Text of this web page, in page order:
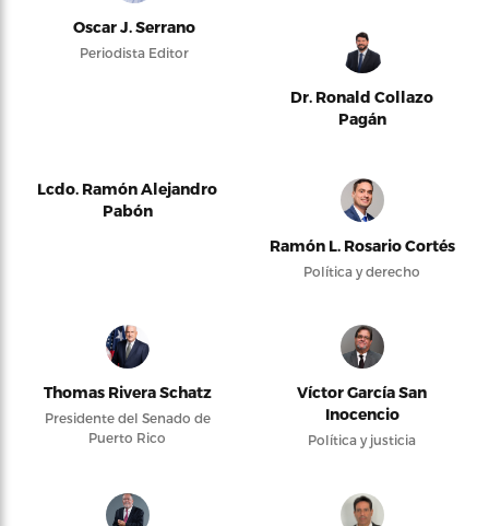
Oscar J. Serrano
Periodista Editor
Dr. Ronald Collazo
Pagán
Lcdo. Ramón Alejandro
Pabón
Ramón L. Rosario Cortés
Política y derecho
Thomas Rivera Schatz
Presidente del Senado de
Puerto Rico
Víctor García San
Inocencio
Política y justicia